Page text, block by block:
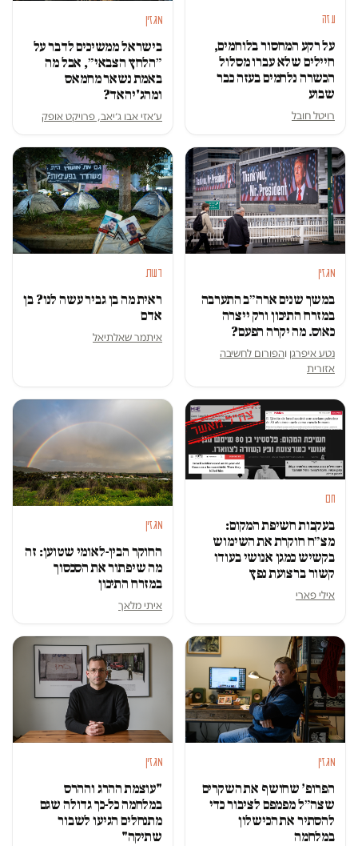
עזה
על רקע המחסור בלוחמים,
חיילים שלא עברו מסלול
הכשרה נלחמים בעזה כבר
שבוע
רויטל חובל
מגזין
בישראל ממשיכים לדבר על
״הלחץ הצבאי״, אבל מה
באמת נשאר מחמאס
ומהג'יהאד?
ע׳אזי אבו ג׳יאב, פרויקט אופק
מגזין
במשך שנים ארה״ב התערבה
במזרח התיכון ורק ייצרה
כאוס. מה יקרה הפעם?
נטע איפרגן והפורום לחשיבה
אזורית
דעות
ראית מה בן גביר עשה לנו? בן
אדם
איתמר שאלתיאל
חם
בעקבות חשיפת המקום:
מצ״ח חוקרת את השימוש
בקשיש כמגן אנושי בעודו
קשור ברצועת נפץ
אילי פארי
מגזין
החוקר הבין-לאומי שטוען: זה
מה שיפתור את הסכסוך
במזרח התיכון
איתי מלאך
מגזין
הפרופ׳ שחושף את השקרים
שצה״ל מפמפם לציבור כדי
להסתיר את הכישלון
במלחמה
מגזין
"עוצמת ההרג וההרס
במלחמה כל-כך גדולה שגם
מתנחלים הגיעו לשבור
שתיקה"